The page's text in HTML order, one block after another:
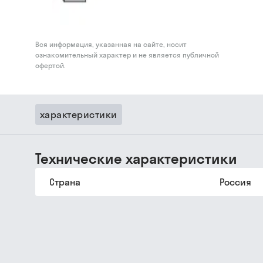
Вся информация, указанная на сайте, носит
ознакомительный характер и не является публичной
офертой.
характеристики
Технические характеристики
Страна Россия